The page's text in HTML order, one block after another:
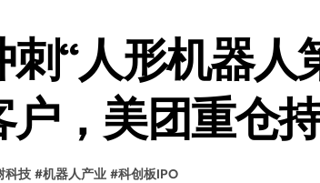
登陆Switch 2：画质大跃进，但鼠标操控才是真·
创始人辞去CEO，但继续“垂帘听政”？
，容量却碾压iPhone 17顶配？闪迪这波操作太狠
性能翻倍 三星把最新存储技术给了AI
“人形机器人
户，美团重仓
科技 #机器人产业 #科创板IPO